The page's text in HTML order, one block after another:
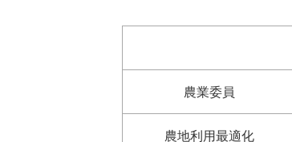
農業委員
農地利用最適化